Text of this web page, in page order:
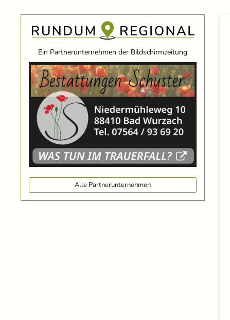
Ein Partnerunternehmen der Bildschirmzeitung
Alle Partnerunternehmen